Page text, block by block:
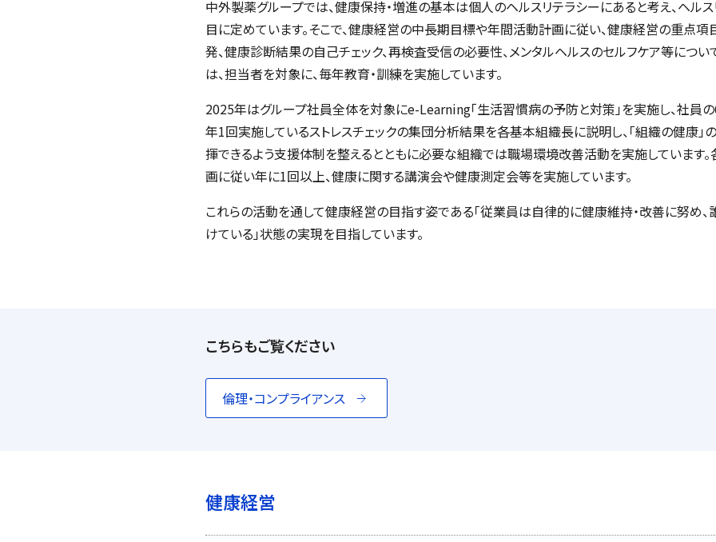
中外製薬グループでは、健康保持・増進の基本は個人のヘルスリテラシーにあると考え、ヘル
目に定めています。そこで、健康経営の中長期目標や年間活動計画に従い、健康経営の重点項
発、健康診断結果の自己チェック、再検査受信の必要性、メンタルヘルスのセルフケア等につい
は、担当者を対象に、毎年教育・訓練を実施しています。
2025年はグループ社員全体を対象にe-Learning「生活習慣病の予防と対策」を実施し、社員
年1回実施しているストレスチェックの集団分析結果を各基本組織長に説明し、「組織の健康」
揮できるよう支援体制を整えるとともに必要な組織では職場環境改善活動を実施しています
画に従い年に1回以上、健康に関する講演会や健康測定会等を実施しています。
これらの活動を通して健康経営の目指す姿である「従業員は自律的に健康維持・改善に努め
けている」状態の実現を目指しています。
こちらもご覧ください
倫理・コンプライアンス
健康経営